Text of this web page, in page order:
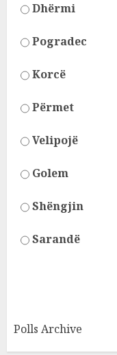
Dhërmi
Pogradec
Korcë
Përmet
Velipojë
Golem
Shëngjin
Sarandë
Polls Archive